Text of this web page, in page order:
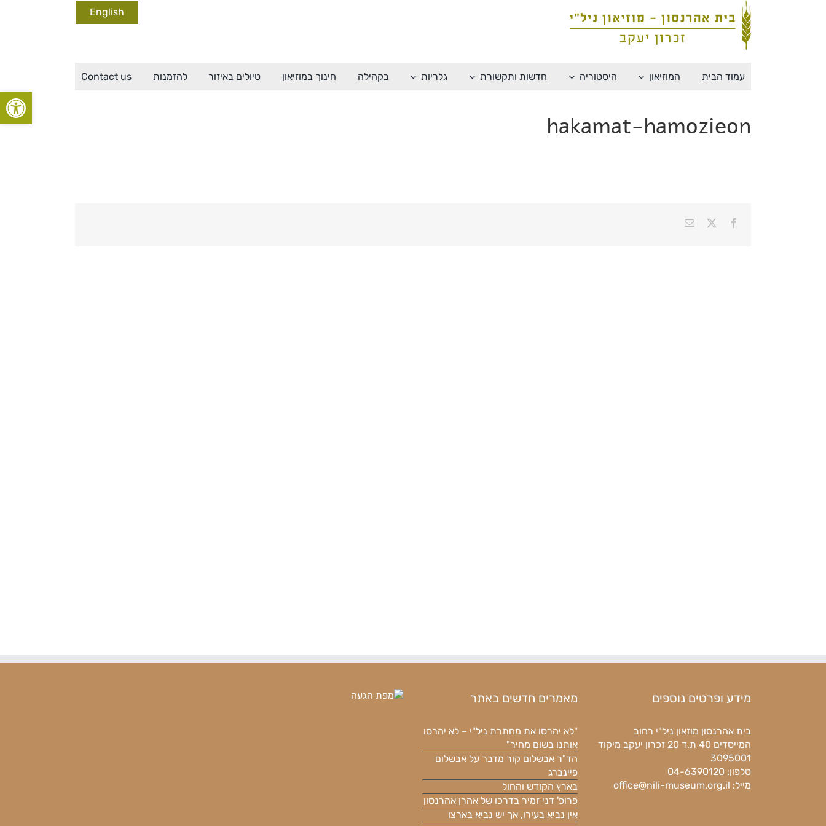
פתח
English
עמוד הבית המוזיאון היסטוריה חדשות ותקשורת גלריות בקהילה חינוך במוזיאון טיולים באיזור להזמנות Contact us
hakamat-hamozieon
Facebook
X
כתובת
מידע ופרטים נוספים
בית אהרנסון מוזאון ניל"י רחוב
המייסדים 40 ת.ד 20 זכרון יעקב מיקוד
3095001
טלפון: 04-6390120
מייל: office@nili-museum.org.il
מאמרים חדשים באתר
"לא יהרסו את מחתרת ניל"י – לא יהרסו
אותנו בשום מחיר"
הד"ר אבשלום קור מדבר על אבשלום
פיינברג
בארץ הקודש והחול
פרופ' דני זמיר בדרכו של אהרן אהרנסון
אין נביא בעירו, אך יש נביא בארצו